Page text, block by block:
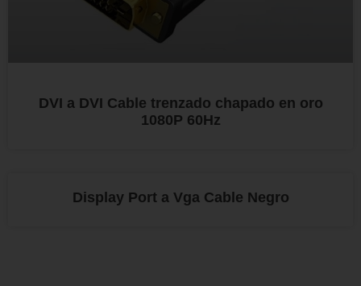
DVI a DVI Cable trenzado chapado en oro
1080P 60Hz
Display Port a Vga Cable Negro